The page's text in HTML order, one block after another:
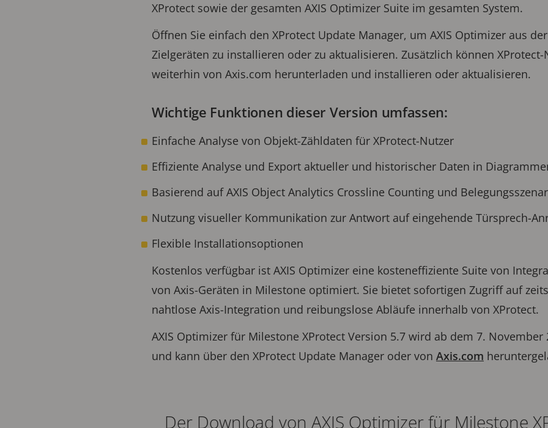
XProtect sowie der gesamten AXIS Optimizer Suite im gesamten System.
Öffnen Sie einfach den XProtect Update Manager, um AXIS Optimizer aus
Zielgeräten zu installieren oder zu aktualisieren. Zusätzlich können XProtect-
weiterhin von Axis.com herunterladen und installieren oder aktualisieren.
Wichtige Funktionen dieser Version umfassen:
Einfache Analyse von Objekt-Zähldaten für XProtect-Nutzer
Effiziente Analyse und Export aktueller und historischer Daten in
Basierend auf AXIS Object Analytics Crossline Counting und
Nutzung visueller Kommunikation zur Antwort auf eingehende Türsprech-
Flexible Installationsoptionen
Kostenlos verfügbar ist AXIS Optimizer eine kosteneffiziente Suite von
von Axis-Geräten in Milestone optimiert. Sie bietet sofortigen Zugriff auf
nahtlose Axis-Integration und reibungslose Abläufe innerhalb von XProtect.
AXIS Optimizer für Milestone XProtect Version 5.7 wird ab dem 7. November
und kann über den XProtect Update Manager oder von Axis.com
Der Download von AXIS Optimizer für Milestone